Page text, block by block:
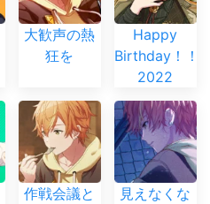
大歓声の熱
狂を
Happy
Birthday！！
2022
作戦会議と
見えなくな